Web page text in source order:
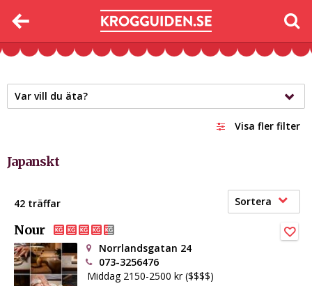
Var vill du äta?
Visa fler filter
Japanskt
42 träffar Sortera
Nour
Norrlandsgatan 24
073-3256476
Middag 2150-2500 kr ($$$$)